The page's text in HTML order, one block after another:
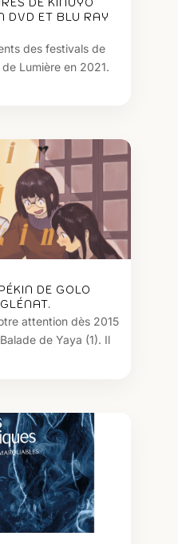
DE KINUYO
DVD ET BLU RAY
des festivals de
Lumière en 2021.
DE GOLO
attention dès 2015
de Yaya (1). Il